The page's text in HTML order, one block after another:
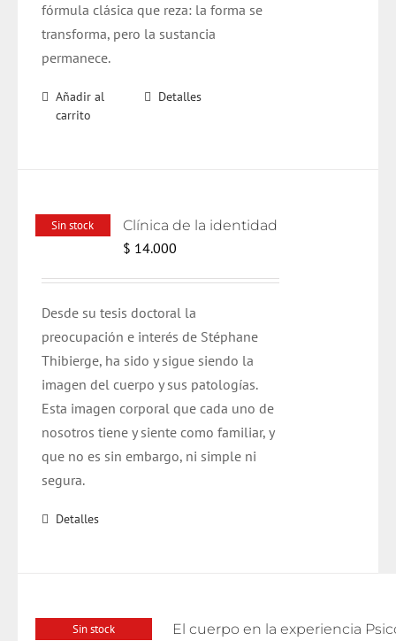
fórmula clásica que reza: la forma se
transforma, pero la sustancia
permanece.
Añadir al
carrito
Detalles
Sin stock Clínica de la identidad
$ 14.000
Desde su tesis doctoral la
preocupación e interés de Stéphane
Thibierge, ha sido y sigue siendo la
imagen del cuerpo y sus patologías.
Esta imagen corporal que cada uno de
nosotros tiene y siente como familiar, y
que no es sin embargo, ni simple ni
segura.
Detalles
Sin stock